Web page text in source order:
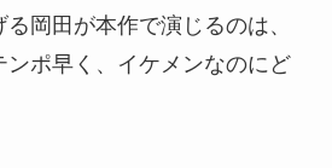
岡田が本作で演じるのは、
ポ早く、イケメンなのにど